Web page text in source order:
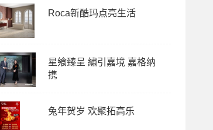
Roca新酷玛点亮生活
星飨臻呈 繡引嘉境 嘉格纳
携
兔年贺岁 欢聚拓高乐